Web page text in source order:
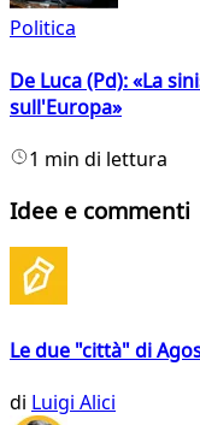
Politica
De Luca (Pd): «La
sull'Europa»
1 min di lettura
Idee e commenti
Le due "città" di
di Luigi Alici